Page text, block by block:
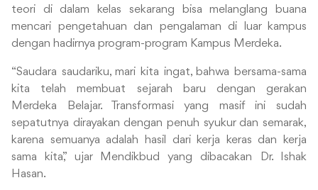
teori di dalam kelas sekarang bisa melanglang buana
mencari pengetahuan dan pengalaman di luar kampus
dengan hadirnya program-program Kampus Merdeka.
“Saudara saudariku, mari kita ingat, bahwa bersama-sama
kita telah membuat sejarah baru dengan gerakan
Merdeka Belajar. Transformasi yang masif ini sudah
sepatutnya dirayakan dengan penuh syukur dan semarak,
karena semuanya adalah hasil dari kerja keras dan kerja
sama kita,” ujar Mendikbud yang dibacakan Dr. Ishak
Hasan.